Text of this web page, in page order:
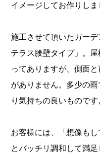
イメージしてお作りしま
施工させて頂いたガー
テラス腰壁タイプ」。
ってありますが、側面
がありません。多少の
り気持ちの良いものです
お客様には、「想像も
とバッチリ調和して満